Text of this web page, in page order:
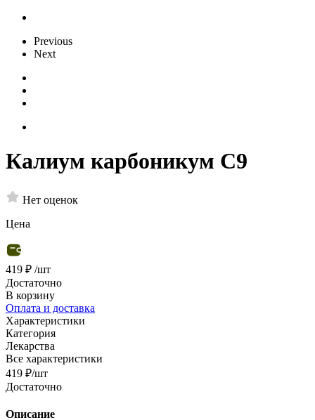
Previous
Next
Калиум карбоникум С9
Нет оценок
Цена
419 ₽ /шт
Достаточно
В корзину
Оплата и доставка
Характеристики
Категория
Лекарства
Все характеристики
419 ₽/шт
Достаточно
Описание